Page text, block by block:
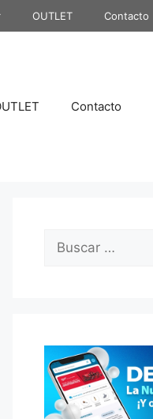
OUTLET Contacto
Contacto
Buscar: